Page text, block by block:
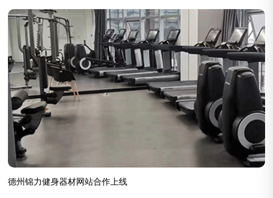
德州锦力健身器材网站合作上线